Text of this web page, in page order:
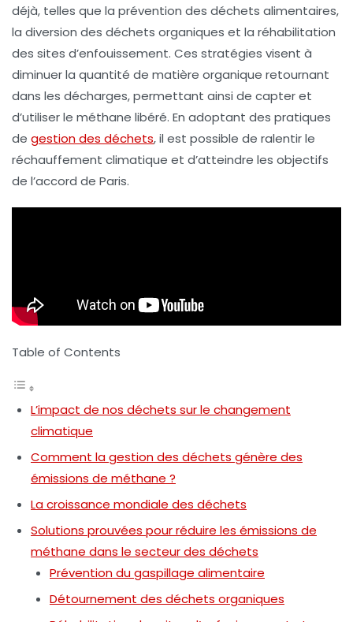
déjà, telles que la prévention des déchets alimentaires,
la diversion des déchets organiques et la réhabilitation
des sites d’enfouissement. Ces stratégies visent à
diminuer la quantité de matière organique retournant
dans les décharges, permettant ainsi de capter et
d’utiliser le méthane libéré. En adoptant des pratiques
de gestion des déchets, il est possible de ralentir le
réchauffement climatique et d’atteindre les objectifs
de l’accord de Paris.
Table of Contents
L’impact de nos déchets sur le changement
climatique
Comment la gestion des déchets génère des
émissions de méthane ?
La croissance mondiale des déchets
Solutions prouvées pour réduire les émissions de
méthane dans le secteur des déchets
Prévention du gaspillage alimentaire
Détournement des déchets organiques